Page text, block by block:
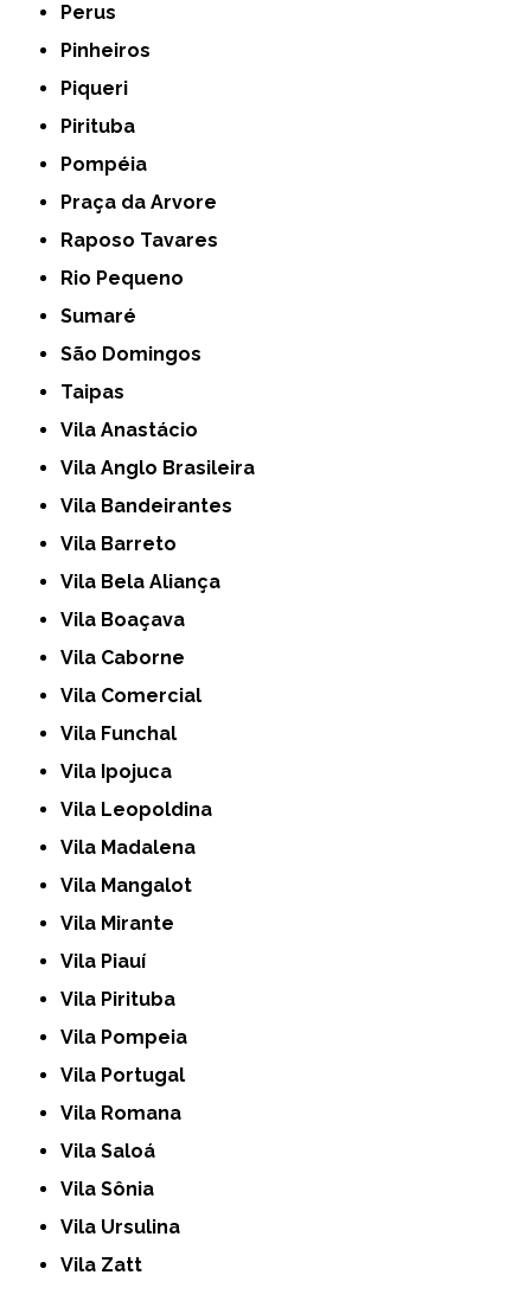
Perus
Pinheiros
Piqueri
Pirituba
Pompéia
Praça da Arvore
Raposo Tavares
Rio Pequeno
Sumaré
São Domingos
Taipas
Vila Anastácio
Vila Anglo Brasileira
Vila Bandeirantes
Vila Barreto
Vila Bela Aliança
Vila Boaçava
Vila Caborne
Vila Comercial
Vila Funchal
Vila Ipojuca
Vila Leopoldina
Vila Madalena
Vila Mangalot
Vila Mirante
Vila Piauí
Vila Pirituba
Vila Pompeia
Vila Portugal
Vila Romana
Vila Saloá
Vila Sônia
Vila Ursulina
Vila Zatt